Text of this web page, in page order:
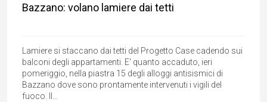
Bazzano: volano lamiere dai tetti
Lamiere si staccano dai tetti del Progetto Case cadendo sui
balconi degli appartamenti. E' quanto accaduto, ieri
pomeriggio, nella piastra 15 degli alloggi antisismici di
Bazzano dove sono prontamente intervenuti i vigili del
fuoco. Il...